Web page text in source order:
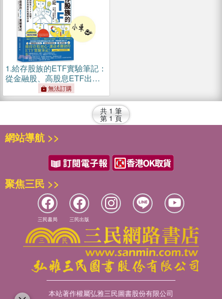
1.給存股族的ETF實驗筆記：
從金融股、高股息ETF出
發，以錢養錢，晉升買房族
的完整分享【首刷限量簽名
無法訂購
共 1 筆
第 1 頁
網站導航 >>
聚焦三民 >>
三民書局 三民出版
本站著作權屬弘雅三民圖書股份有限公司